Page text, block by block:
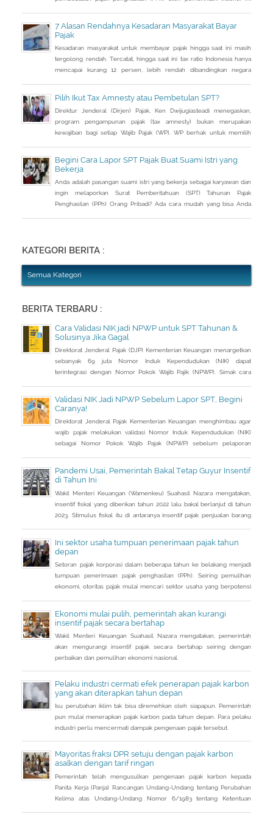
7 Alasan Rendahnya Kesadaran Masyarakat Bayar
Pajak
Kesadaran masyarakat untuk membayar pajak hingga saat ini masih
tergolong rendah. Tercatat, hingga saat ini tax ratio Indonesia hanya
mencapai kurang 12 persen, lebih rendah dibandingkan negara
Pilih Ikut Tax Amnesty atau Pembetulan SPT?
Direktur Jenderal (Dirjen) Pajak, Ken Dwijugiasteadi menegaskan,
program pengampunan pajak (tax amnesty) bukan merupakan
kewajiban bagi setiap Wajib Pajak (WP). WP berhak untuk memilih
pengusutan nilai wajar harta.
Begini Cara Lapor SPT Pajak Buat Suami Istri yang
Bekerja
Anda adalah pasangan suami istri yang bekerja sebagai karyawan dan
ingin melaporkan Surat Pemberitahuan (SPT) Tahunan Pajak
Penghasilan (PPh) Orang Pribadi? Ada cara mudah yang bisa Anda
suami atau istri
KATEGORI BERITA :
Semua Kategori
BERITA TERBARU :
Cara Validasi NIK jadi NPWP untuk SPT Tahunan &
Solusinya Jika Gagal
Direktorat Jenderal Pajak (DJP) Kementerian Keuangan menargetkan
sebanyak 69 juta Nomor Induk Kependudukan (NIK) dapat
terintegrasi dengan Nomor Pokok Wajib Pajik (NPWP). Simak cara
total target yang baru terintegrasi. Melalui integrasi, nantinya
pelayanan dapat lebih
Validasi NIK Jadi NPWP Sebelum Lapor SPT, Begini
Caranya!
Direktorat Jenderal Pajak Kementerian Keuangan menghimbau agar
wajib pajak melakukan validasi Nomor Induk Kependudukan (NIK)
sebagai Nomor Pokok Wajib Pajak (NPWP) sebelum pelaporan
112/PMK.03/2022. Dalam PMK yang menjadi aturan turunan Peraturan
Pandemi Usai, Pemerintah Bakal Tetap Guyur Insentif
di Tahun Ini
Wakil Menteri Keuangan (Wamenkeu) Suahasil Nazara mengatakan,
insentif fiskal yang diberikan tahun 2022 lalu bakal berlanjut di tahun
2023. Stimulus fiskal itu di antaranya insentif pajak penjualan barang
(PPN DTP) untuk sektor properti.
Ini sektor usaha tumpuan penerimaan pajak tahun
depan
Setoran pajak korporasi dalam beberapa tahun ke belakang menjadi
tumpuan penerimaan pajak penghasilan (PPh). Seiring pemulihan
ekonomi, otoritas pajak mulai mencari sektor usaha yang berpotensi
Ekonomi mulai pulih, pemerintah akan kurangi
insentif pajak secara bertahap
Wakil Menteri Keuangan Suahasil Nazara mengatakan, pemerintah
akan mengurangi insentif pajak secara bertahap seiring dengan
perbaikan dan pemulihan ekonomi nasional.
Pelaku industri cermati efek penerapan pajak karbon
yang akan diterapkan tahun depan
Isu perubahan iklim tak bisa diremehkan oleh siapapun. Pemerintah
pun mulai menerapkan pajak karbon pada tahun depan. Para pelaku
industri perlu mencermati dampak pengenaan pajak tersebut.
Mayoritas fraksi DPR setuju dengan pajak karbon
asalkan dengan tarif ringan
Pemerintah telah mengusulkan pengenaan pajak karbon kepada
Panita Kerja (Panja) Rancangan Undang-Undang tentang Perubahan
Kelima atas Undang-Undang Nomor 6/1983 tentang Ketentuan